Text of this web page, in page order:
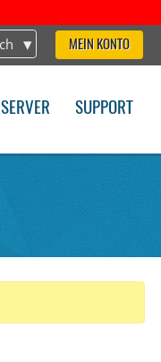
MEIN KONTO
SERVER SUPPORT